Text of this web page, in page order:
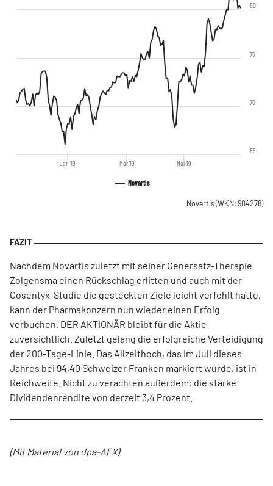
Novartis
Jan '19 Mär '19 Mai '19
65
70
75
80
Novartis(WKN: 904278)
Nachdem Novartis zuletzt mit seiner Genersatz-Therapie
Zolgensma einen Rückschlag erlitten und auch mit der
Cosentyx-Studie die gesteckten Ziele leicht verfehlt hatte,
kann der Pharmakonzern nun wieder einen Erfolg
verbuchen. DER AKTIONÄR bleibt für die Aktie
zuversichtlich. Zuletzt gelang die erfolgreiche Verteidigung
der 200-Tage-Linie. Das Allzeithoch, das im Juli dieses
Jahres bei 94,40 Schweizer Franken markiert wurde, ist in
Reichweite. Nicht zu verachten außerdem: die starke
Dividendenrendite von derzeit 3,4 Prozent.
(Mit Material von dpa-AFX)